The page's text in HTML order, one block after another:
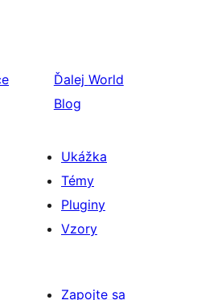
Ďalej World
Blog
Ukážka
Témy
Pluginy
Vzory
Zapojte sa